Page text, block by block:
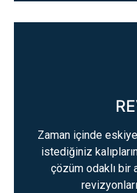
Zaman içinde
istediğiniz
çözüm odaklı bir